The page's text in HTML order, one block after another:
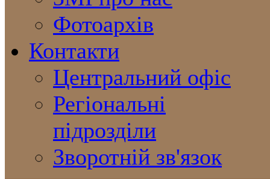
Фотоархів
Контакти
Центральний офіс
Регіональні
підрозділи
Зворотній зв'язок